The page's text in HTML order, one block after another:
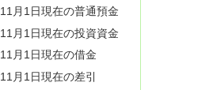
月1日現在の普通預金
月1日現在の投資資金
月1日現在の借金
月1日現在の差引